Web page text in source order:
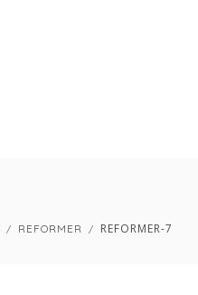
REFORMER REFORMER-7